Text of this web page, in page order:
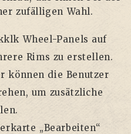
zufälligen Wahl.
Wheel-Panels auf
Rims zu erstellen.
können die Benutzer
um zusätzliche
„Bearbeiten“